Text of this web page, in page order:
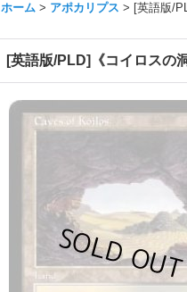
ホーム > アポカリプス > [英語版/
[英語版/PLD]《コイロス